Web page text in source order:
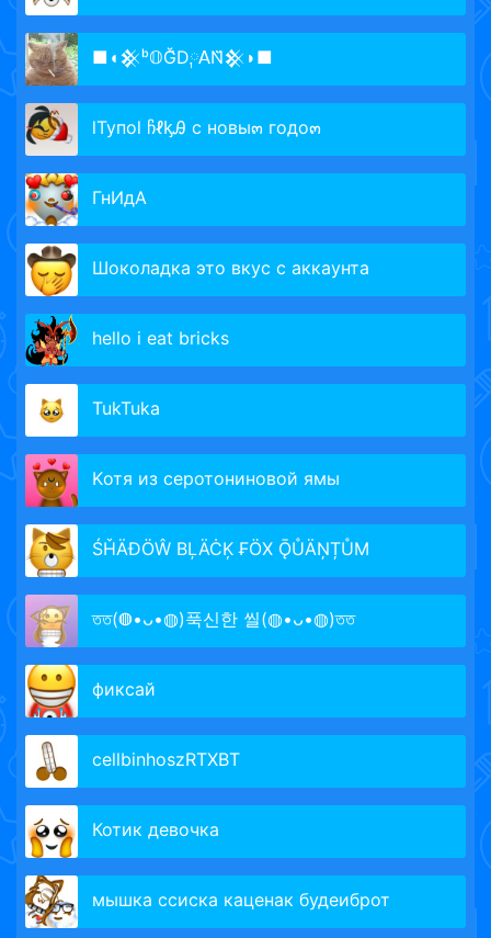
■◖𒆜ᵇ𝕆Ğ̈D༙𝖠N̆̈𒆜◗■
lТупоl ჩℓᶄᎯ с новы๓ годо๓
ГнИдА
Шоколадка это вкус с аккаунта
hello i eat bricks
TukTuka
Kотя из серотониновой ямы
ŚȞÄĐÖŴ BĻÄĊĶ ₣ÖX ǬŮÄŅȚŮM
তত(◍•ᴗ•◍)푹신한 씰(◍•ᴗ•◍)তত
фиксай
cellbinhoszRTXBT
Котик девочка
мышка ссиска каценак будеиброт